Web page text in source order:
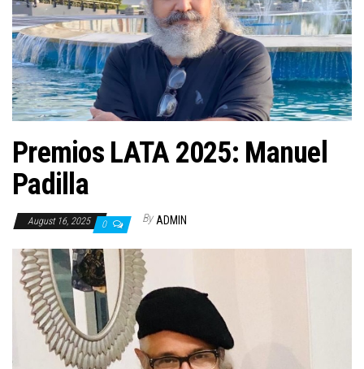
Premios LATA 2025: Manuel
Padilla
August 16, 2025 0 By ADMIN